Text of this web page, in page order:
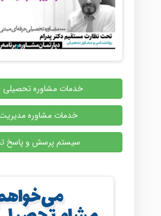
خدمات مشاوره تحصیلی
خدمات مشاوره
سیستم پرسش و پاسخ